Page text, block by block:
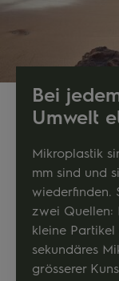
Bei
Umwelt
Mikroplastik
mm sind und
wiederfinden.
zwei Quellen:
kleine
sekundäres
grösserer